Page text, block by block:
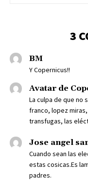
3
BM
Y Copernicus!!
Avatar de
La culpa de que no
franco, lopez
transfugas, las
Jose angel
Cuando sean las
estas cosicas.Es
padres.